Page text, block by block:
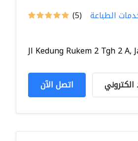
(5) الطباعة
Jl Kedung Rukem 2 Tgh 2 A,
اتصل الآن الكتروني